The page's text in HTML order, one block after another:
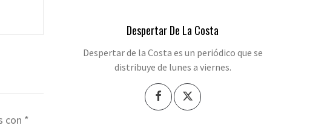
con *
Despertar De La Costa
Despertar de la Costa es un periódico que se
distribuye de lunes a viernes.